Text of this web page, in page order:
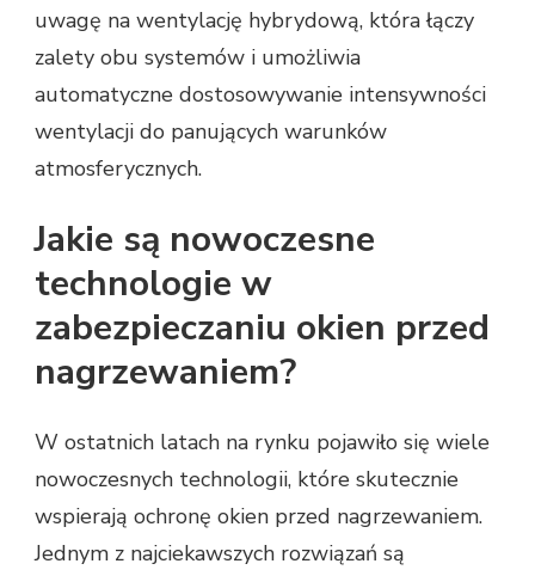
uwagę na wentylację hybrydową, która łączy
zalety obu systemów i umożliwia
automatyczne dostosowywanie intensywności
wentylacji do panujących warunków
atmosferycznych.
Jakie są nowoczesne
technologie w
zabezpieczaniu okien przed
nagrzewaniem?
W ostatnich latach na rynku pojawiło się wiele
nowoczesnych technologii, które skutecznie
wspierają ochronę okien przed nagrzewaniem.
Jednym z najciekawszych rozwiązań są